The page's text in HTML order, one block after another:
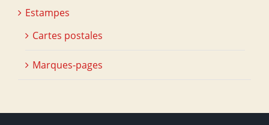
Estampes
Cartes postales
Marques-pages